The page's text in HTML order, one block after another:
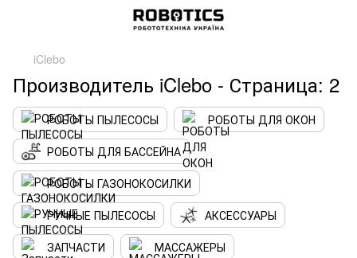
iClebo
Производитель iClebo - Страница: 2
РОБОТЫ ПЫЛЕСОСЫ
РОБОТЫ ДЛЯ ОКОН
РОБОТЫ ДЛЯ БАССЕЙНА
РОБОТЫ ГАЗОНОКОСИЛКИ
РУЧНЫЕ ПЫЛЕСОСЫ
АКСЕССУАРЫ
ЗАПЧАСТИ
МАССАЖЕРЫ